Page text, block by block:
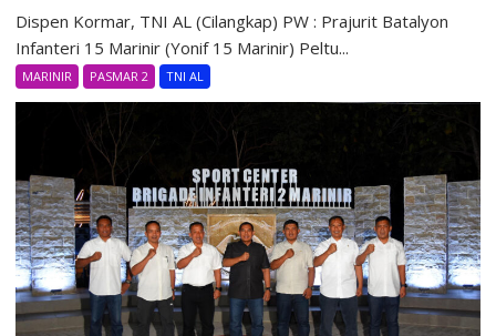
Dispen Kormar, TNI AL (Cilangkap) PW : Prajurit Batalyon
Infanteri 15 Marinir (Yonif 15 Marinir) Peltu...
MARINIR PASMAR 2 TNI AL